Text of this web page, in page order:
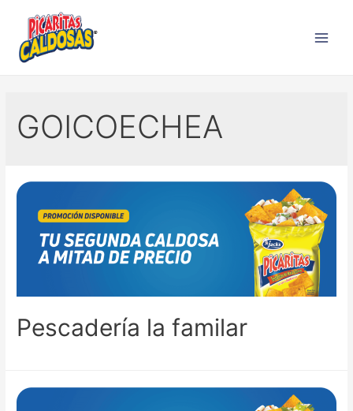
GOICOECHEA
Pescadería la familar